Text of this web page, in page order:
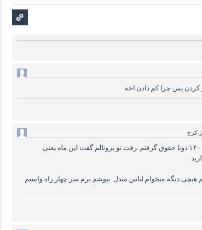
کرج
آق من زنگ زدم ۱۴۲۰ گفتم فروردین ۱۴۰۰ دوتا حقوق گرفتم .رفت تو پروتالم گفت این ماه یعنی
هیچی دیگه میخوام لباس مبدل بپوشم برم سر چهار راه وایسم